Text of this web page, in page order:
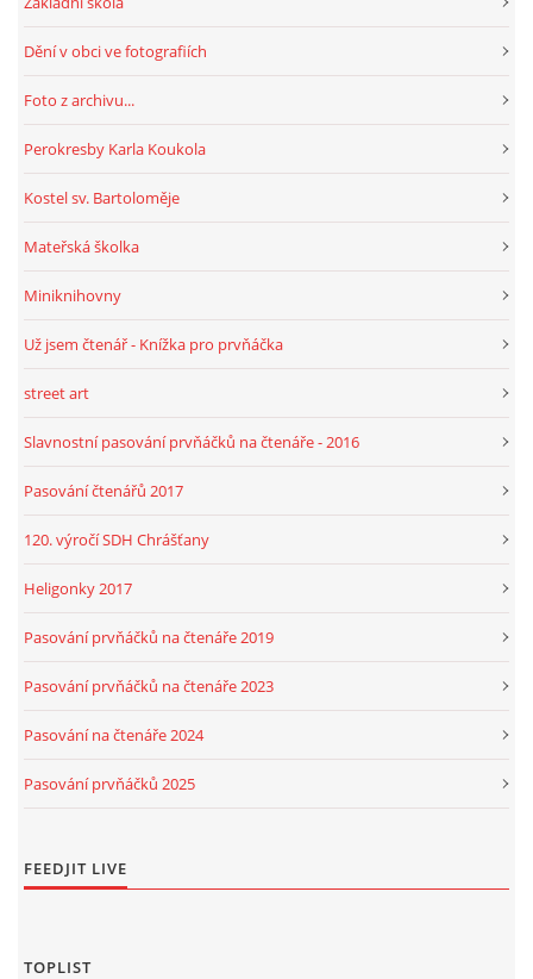
Dění v obci ve fotografiích
Foto z archivu...
Perokresby Karla Koukola
Kostel sv. Bartoloměje
Mateřská školka
Miniknihovny
Už jsem čtenář - Knížka pro prvňáčka
street art
Slavnostní pasování prvňáčků na čtenáře - 2016
Pasování čtenářů 2017
120. výročí SDH Chrášťany
Heligonky 2017
Pasování prvňáčků na čtenáře 2019
Pasování prvňáčků na čtenáře 2023
Pasování na čtenáře 2024
Pasování prvňáčků 2025
FEEDJIT LIVE
TOPLIST